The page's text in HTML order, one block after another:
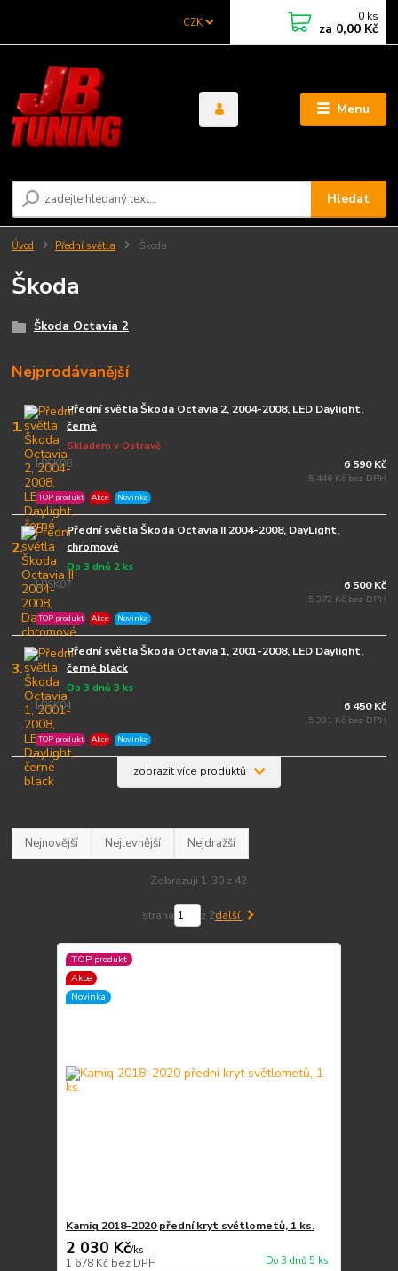
Menu
CZK
Hledat
0 ks
za 0,00 Kč
Úvod Přední světla Škoda
Škoda
Škoda Octavia 2
Nejprodávanější
1.
Přední světla Škoda Octavia 2, 2004-2008, LED Daylight,
černé
LPSK08
Skladem v Ostravě
TOP produkt Akce Novinka
6 590 Kč
5 446 Kč bez DPH
2.
Přední světla Škoda Octavia II 2004-2008, DayLight,
chromové
LPSK07
Do 3 dnů 2 ks
TOP produkt Akce Novinka
6 500 Kč
5 372 Kč bez DPH
3.
Přední světla Škoda Octavia 1, 2001-2008, LED Daylight,
černé black
LPSK04
Do 3 dnů 3 ks
TOP produkt Akce Novinka
6 450 Kč
5 331 Kč bez DPH
zobrazit více produktů
Nejnovější Nejlevnější Nejdražší
Zobrazuji 1-30 z 42
strana z 2další
TOP produkt
Akce
Novinka
Kamiq 2018–2020 přední kryt světlometů, 1 ks.
2 030 Kč/ks
1 678 Kč bez DPH Do 3 dnů 5 ks